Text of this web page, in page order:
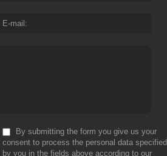
E-mail
By submitting the form you give us your
consent to process the personal data specified
by you in the fields above according to our